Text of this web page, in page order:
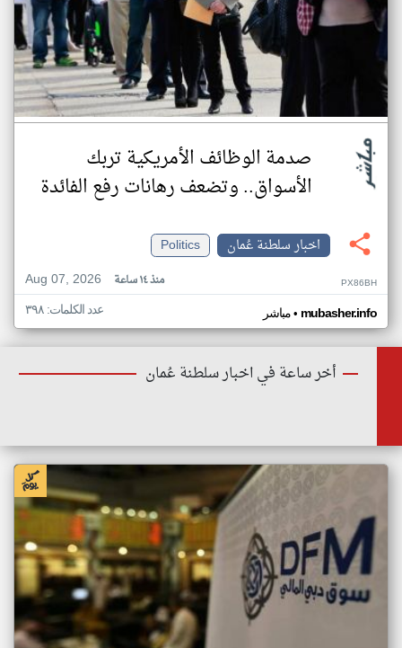
صدمة الوظائف الأمريكية تربك
الأسواق.. وتضعف رهانات رفع الفائدة
اخبار سلطنة عُمان
Politics
Aug 07, 2026
منذ ١٤ ساعة PX86BH
مباشر• mubasher.info عدد الكلمات: ٣٩٨
أخر ساعة في اخبار سلطنة عُمان